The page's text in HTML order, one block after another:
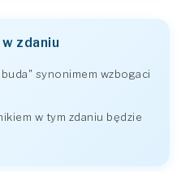
zdaniu
synonimem wzbogaci
w tym zdaniu będzie